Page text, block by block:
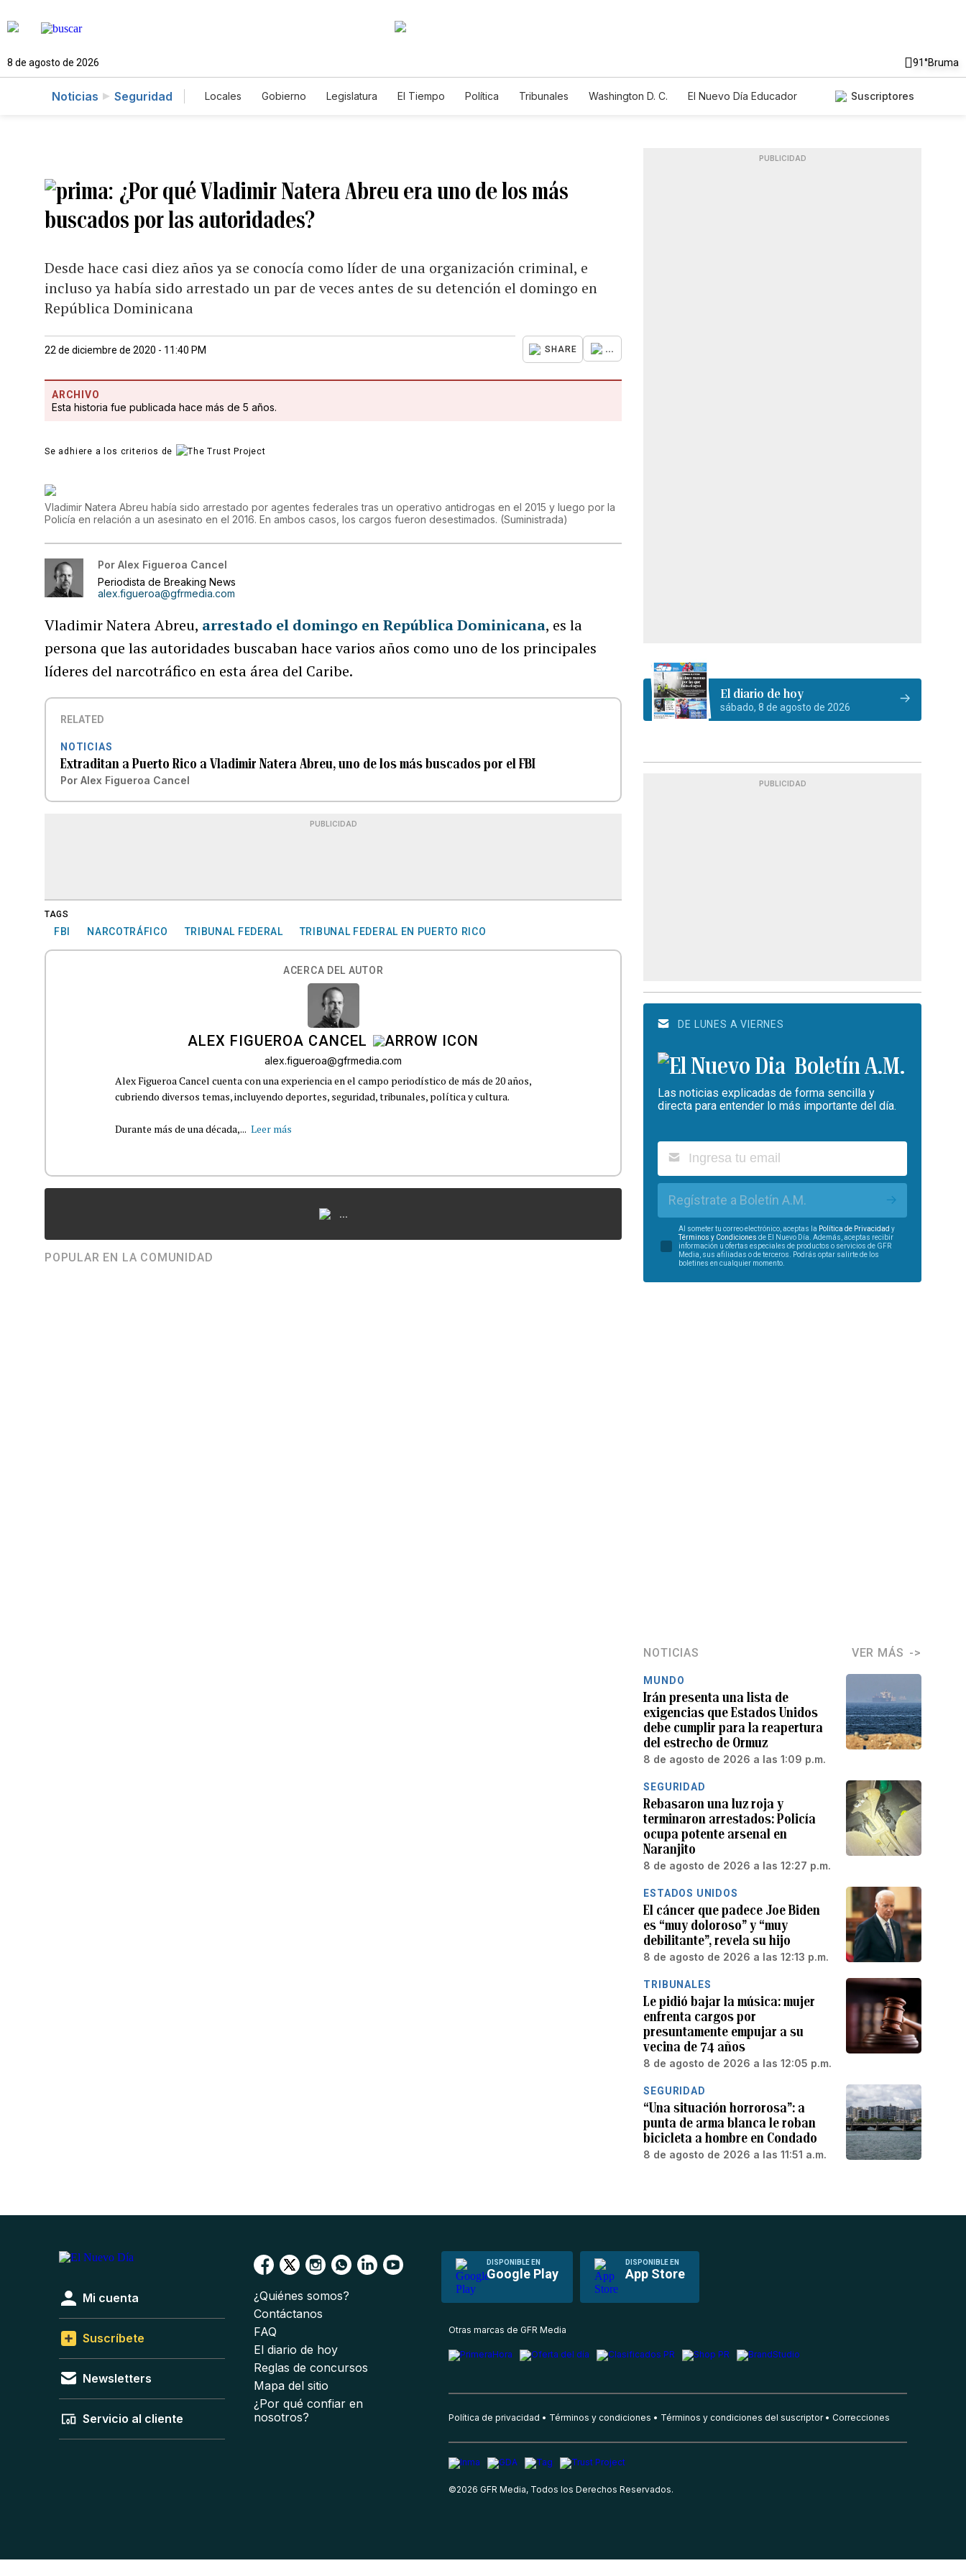
8 de agosto de 2026 91°Bruma
Noticias Seguridad Locales Gobierno Legislatura El Tiempo Política Tribunales Washington D. C.
El Nuevo Día Educador
Suscriptores
¿Por qué Vladimir Natera Abreu era uno de los más
buscados por las autoridades?
Desde hace casi diez años ya se conocía como líder de una organización criminal, e
incluso ya había sido arrestado un par de veces antes de su detención el domingo en
República Dominicana
22 de diciembre de 2020 - 11:40 PM SHARE ...
ARCHIVO
Esta historia fue publicada hace más de 5 años.
Se adhiere a los criterios de
Vladimir Natera Abreu había sido arrestado por agentes federales tras un operativo antidrogas en el 2015 y luego por la
Policía en relación a un asesinato en el 2016. En ambos casos, los cargos fueron desestimados. (Suministrada)
Por Alex Figueroa Cancel
Periodista de Breaking News
alex.figueroa@gfrmedia.com
Vladimir Natera Abreu, arrestado el domingo en República Dominicana, es la
persona que las autoridades buscaban hace varios años como uno de los principales
líderes del narcotráfico en esta área del Caribe.
RELATED
NOTICIAS
Extraditan a Puerto Rico a Vladimir Natera Abreu, uno de los más buscados por el FBI
Por Alex Figueroa Cancel
PUBLICIDAD
TAGS
FBI NARCOTRÁFICO TRIBUNAL FEDERAL TRIBUNAL FEDERAL EN PUERTO RICO
ACERCA DEL AUTOR
ALEX FIGUEROA CANCEL
alex.figueroa@gfrmedia.com
Alex Figueroa Cancel cuenta con una experiencia en el campo periodístico de más de 20 años,
cubriendo diversos temas, incluyendo deportes, seguridad, tribunales, política y cultura.
Durante más de una década,... Leer más
...
POPULAR EN LA COMUNIDAD
PUBLICIDAD
El diario de hoy
sábado, 8 de agosto de 2026
PUBLICIDAD
DE LUNES A VIERNES
Boletín A.M.
Las noticias explicadas de forma sencilla y
directa para entender lo más importante del día.
Regístrate a Boletín A.M.
Al someter tu correo electrónico, aceptas la Política de Privacidad y
Términos y Condiciones de El Nuevo Día. Además, aceptas recibir
información u ofertas especiales de productos o servicios de GFR
Media, sus afiliadas o de terceros. Podrás optar salirte de los
boletines en cualquier momento.
NOTICIAS VER MÁS
MUNDO
Irán presenta una lista de
exigencias que Estados Unidos
debe cumplir para la reapertura
del estrecho de Ormuz
8 de agosto de 2026 a las 1:09 p.m.
SEGURIDAD
Rebasaron una luz roja y
terminaron arrestados: Policía
ocupa potente arsenal en
Naranjito
8 de agosto de 2026 a las 12:27 p.m.
ESTADOS UNIDOS
El cáncer que padece Joe Biden
es “muy doloroso” y “muy
debilitante”, revela su hijo
8 de agosto de 2026 a las 12:13 p.m.
TRIBUNALES
Le pidió bajar la música: mujer
enfrenta cargos por
presuntamente empujar a su
vecina de 74 años
8 de agosto de 2026 a las 12:05 p.m.
SEGURIDAD
“Una situación horrorosa”: a
punta de arma blanca le roban
bicicleta a hombre en Condado
8 de agosto de 2026 a las 11:51 a.m.
DISPONIBLE EN
Google Play
DISPONIBLE EN
App Store
Mi cuenta
Suscríbete
Newsletters
Servicio al cliente
¿Quiénes somos?
Contáctanos
FAQ
El diario de hoy
Reglas de concursos
Mapa del sitio
¿Por qué confiar en
nosotros?
Otras marcas de GFR Media
Política de privacidad Términos y condiciones Términos y condiciones del suscriptor Correcciones
©2026 GFR Media, Todos los Derechos Reservados.